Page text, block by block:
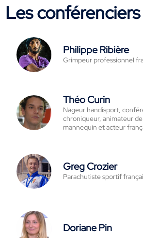
Les
Philippe Ribière
Grimpeur professionnel
Théo Curin
Nageur handisport,
chroniqueur, animateur
mannequin et acteur
Greg Crozier
Parachutiste sportif
Doriane Pin